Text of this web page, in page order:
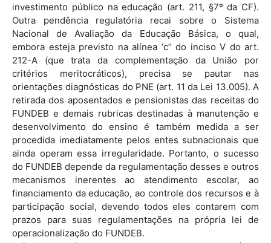
investimento público na educação (art. 211, §7º da CF).
Outra pendência regulatória recai sobre o Sistema
Nacional de Avaliação da Educação Básica, o qual,
embora esteja previsto na alínea ‘c” do inciso V do art.
212-A (que trata da complementação da União por
critérios meritocráticos), precisa se pautar nas
orientações diagnósticas do PNE (art. 11 da Lei 13.005). A
retirada dos aposentados e pensionistas das receitas do
FUNDEB e demais rubricas destinadas à manutenção e
desenvolvimento do ensino é também medida a ser
procedida imediatamente pelos entes subnacionais que
ainda operam essa irregularidade. Portanto, o sucesso
do FUNDEB depende da regulamentação desses e outros
mecanismos inerentes ao atendimento escolar, ao
financiamento da educação, ao controle dos recursos e à
participação social, devendo todos eles contarem com
prazos para suas regulamentações na própria lei de
operacionalização do FUNDEB.